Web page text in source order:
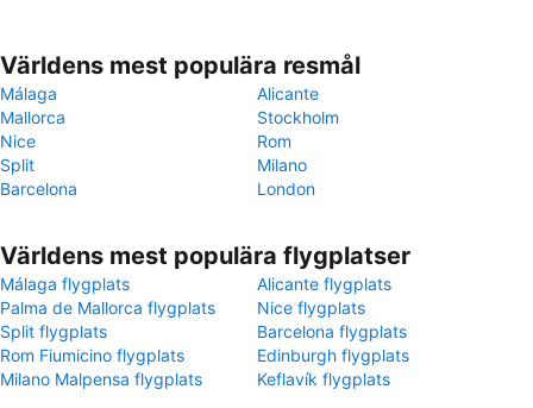
Världens mest populära resmål
Málaga
Alicante
Mallorca
Stockholm
Nice
Rom
Split
Milano
Barcelona
London
Världens mest populära flygplatser
Málaga flygplats
Alicante flygplats
Palma de Mallorca flygplats
Nice flygplats
Split flygplats
Barcelona flygplats
Rom Fiumicino flygplats
Edinburgh flygplats
Milano Malpensa flygplats
Keflavík flygplats